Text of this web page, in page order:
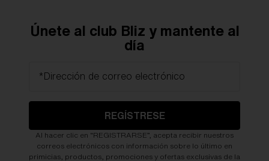
Únete al club Bliz y mantente al
día
*Dirección de correo electrónico
REGÍSTRESE
Al hacer clic en “REGISTRARSE”, acepta recibir nuestros
correos electrónicos con información sobre lo último en
primicias, productos, promociones y ofertas exclusivas de la